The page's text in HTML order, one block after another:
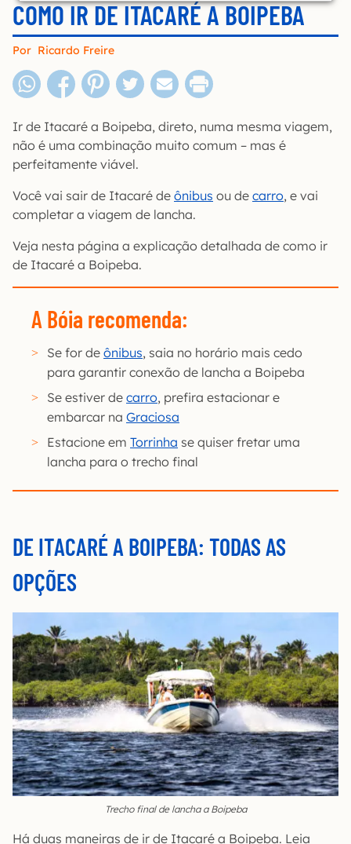
COMO IR DE ITACARÉ A BOIPEBA
Por Ricardo Freire
Ir de Itacaré a Boipeba, direto, numa mesma viagem,
não é uma combinação muito comum – mas é
perfeitamente viável.
Você vai sair de Itacaré de ônibus ou de carro, e vai
completar a viagem de lancha.
Veja nesta página a explicação detalhada de como ir
de Itacaré a Boipeba.
A Bóia recomenda:
Se for de ônibus, saia no horário mais cedo
para garantir conexão de lancha a Boipeba
Se estiver de carro, prefira estacionar e
embarcar na Graciosa
Estacione em Torrinha se quiser fretar uma
lancha para o trecho final
DE ITACARÉ A BOIPEBA: TODAS AS
OPÇÕES
Trecho final de lancha a Boipeba
Há duas maneiras de ir de Itacaré a Boipeba. Leia